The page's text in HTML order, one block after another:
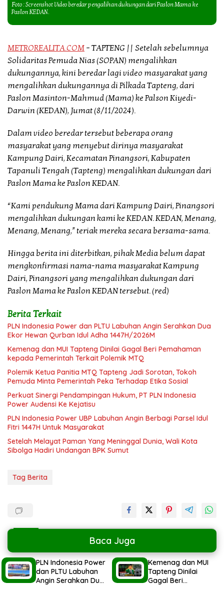
Foto : Screenshot Video beredar pengalihan dukungan dari Paslon Mama ke
Paslon KEDAN.
METROREALITA.COM – TAPTENG || Setelah sebelumnya
Solidaritas Pemuda Nias (SOPAN) mengalihkan
dukungannya, kini beredar lagi video masyarakat yang
mengalihkan dukungannya di Pilkada Tapteng, dari
Paslon Masinton-Mahmud (Mama) ke Palson Kiyedi-
Darwin (KEDAN), Jumat (8/11/2024).
Dalam video beredar tersebut beberapa orang
masyarakat yang menyebut dirinya masyarakat
Kampung Dairi, Kecamatan Pinangsori, Kabupaten
Tapanuli Tengah (Tapteng) mengalihkan dukungan dari
Paslon Mama ke Paslon KEDAN.
“Kami pendukung Mama dari Kampung Dairi, Pinangsori
mengalihkan dukungan kami ke KEDAN. KEDAN, Menang,
Menang, Menang,” teriak mereka secara bersama-sama.
Hingga berita ini diterbitkan, pihak Media belum dapat
mengkonfirmasi nama-nama masyarakat Kampung
Dairi, Pinangsori yang mengalihkan dukungan dari
Paslon Mama ke Paslon KEDAN tersebut. (red)
Berita Terkait
PLN Indonesia Power dan PLTU Labuhan Angin Serahkan Dua
Ekor Hewan Qurban Idul Adha 1447H/2026M
Kemenag dan MUI Tapteng Dinilai Gagal Beri Pemahaman
kepada Pemerintah Terkait Polemik MTQ
Polemik Ketua Panitia MTQ Tapteng Jadi Sorotan, Tokoh
Pemuda Minta Pemerintah Peka Terhadap Etika Sosial
Perkuat Sinergi Pendampingan Hukum, PT PLN Indonesia
Power Audensi Ke Kejatisu
PLN Indonesia Power UBP Labuhan Angin Berbagi Parsel Idul
Fitri 1447H Untuk Masyarakat
Setelah Melayat Paman Yang Meninggal Dunia, Wali Kota
Sibolga Hadiri Undangan BPK Sumut
Tag Berita
Baca Juga
PLN Indonesia Power
dan PLTU Labuhan
Angin Serahkan Dua
Kemenag dan MUI
Tapteng Dinilai
Gagal Beri